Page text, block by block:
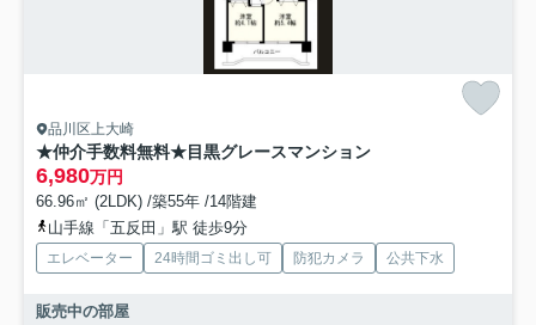
品川区上大崎
★仲介手数料無料★目黒グレースマンション
6,980万円
66.96㎡ (2LDK) /築55年 /14階建
山手線「五反田」駅 徒歩9分
エレベーター 24時間ゴミ出し可 防犯カメラ 公共下水
販売中の部屋